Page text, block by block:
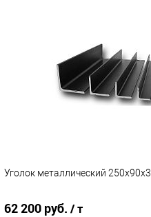
Уголок металлический 250х90х3
62 200 руб. / т